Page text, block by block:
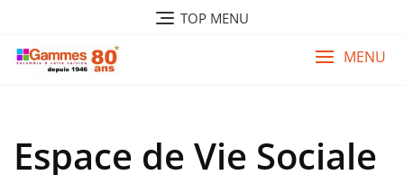
TOP MENU
MENU
Espace de Vie Sociale